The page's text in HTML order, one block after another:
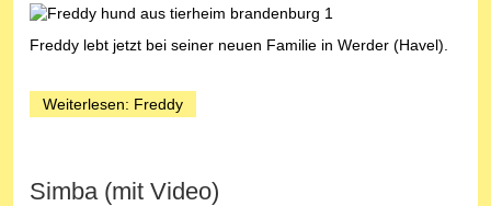
Freddy lebt jetzt bei seiner neuen Familie in Werder (Havel).
Weiterlesen: Freddy
Simba (mit Video)